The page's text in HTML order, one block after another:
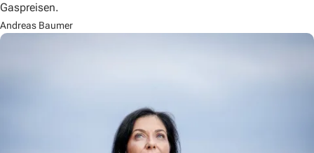
Gaspreisen.
Andreas Baumer